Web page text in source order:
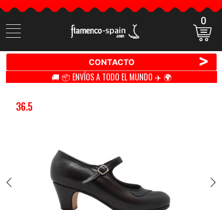
Buscar
productos
0
CONTACTO >
🚚 📦 ENVÍOS A TODO EL MUNDO ✈️ 🌍
36.5